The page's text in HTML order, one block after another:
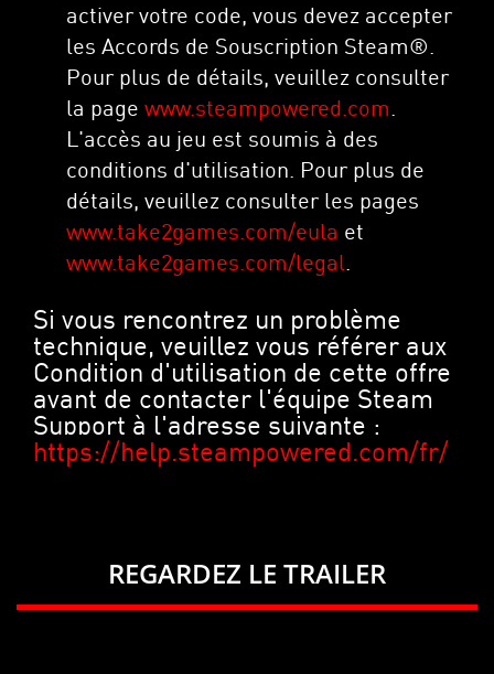
activer votre code, vous devez accepter
les Accords de Souscription Steam®.
Pour plus de détails, veuillez consulter
la page www.steampowered.com.
L'accès au jeu est soumis à des
conditions d'utilisation. Pour plus de
détails, veuillez consulter les pages
www.take2games.com/eula et
www.take2games.com/legal.
Si vous rencontrez un problème
technique, veuillez vous référer aux
Condition d'utilisation de cette offre
avant de contacter l'équipe Steam
Support à l'adresse suivante :
https://help.steampowered.com/fr/
REGARDEZ LE TRAILER